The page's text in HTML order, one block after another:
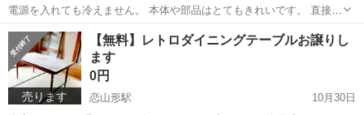
電源を入れても冷えません。 本体や部品はとてもきれいです。 直接取
りにきてくれる方を優先にお譲りします。 よろしくお願いいたしま
す。 【商品情報】 メーカー: SANYO 型番： SR36-A（ST）...
鳥取 八頭郡 キッチン家電 譲り
売ります
【無料】レトロダイニングテーブルお譲りし
ます
0円
恋山形駅
10月30日